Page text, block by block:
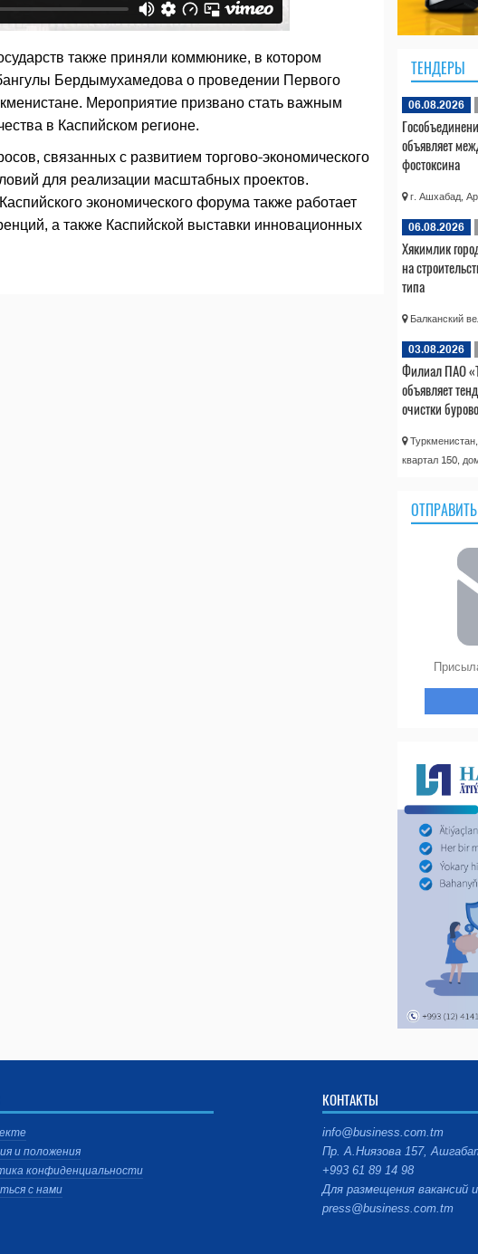
также приняли коммюнике, в котором
Бердымухамедова о проведении Первого
Мероприятие призвано стать важным
в Каспийском регионе.
связанных с развитием торгово-экономического
для реализации масштабных проектов.
экономического форума также работает
а также Каспийской выставки инновационных
ТЕНДЕРЫ
06.08.2026
объявляет
фостоксина
г. Ашхабад,
06.08.2026
Хякимлик
на
типа
Балканский
03.08.2026
Филиал ПАО
объявляет
очистки
квартал 150,
и положения
конфиденциальности
с нами
КОНТАКТЫ
info@business.com.tm
Пр. А.Ниязова 157,
+993 61 89 14 98
Для размещения вакансий
press@business.com.tm